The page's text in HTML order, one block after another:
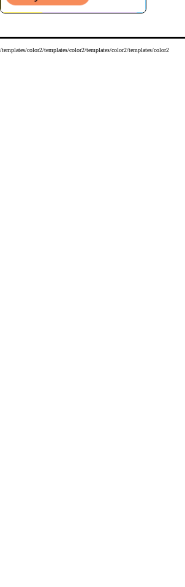
/templates/color2/templates/color2/templates/color2/templates/color2